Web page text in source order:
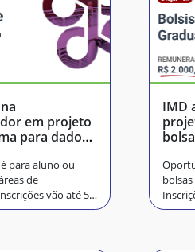
em projeto
para dados
para aluno ou
de
vão até 5
IMD
bolsas